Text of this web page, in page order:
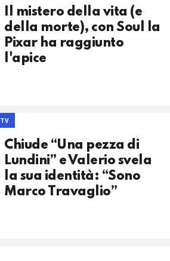
Il mistero della vita (e
della morte), con Soul la
Pixar ha raggiunto
l'apice
TV
Chiude “Una pezza di
Lundini” e Valerio svela
la sua identità: “Sono
Marco Travaglio”